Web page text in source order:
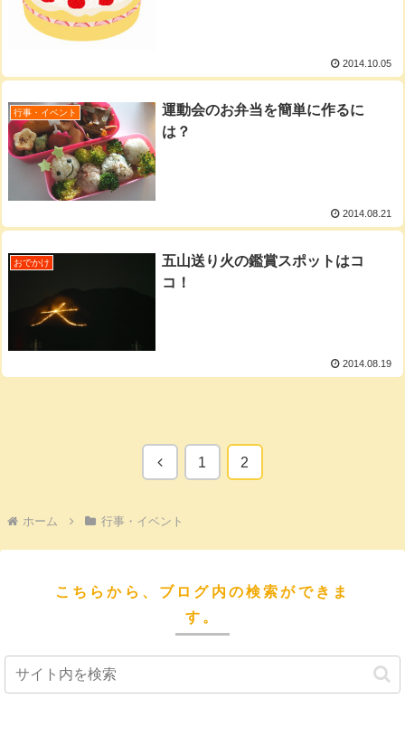
2014.10.05
行事・イベント
運動会のお弁当を簡単に作るに
は？
2014.08.21
おでかけ
五山送り火の鑑賞スポットはコ
コ！
2014.08.19
前 1 2
ホーム 行事・イベント
こちらから、ブログ内の検索ができま
す。